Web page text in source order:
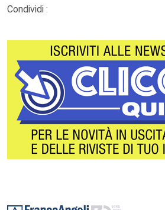
Condividi :